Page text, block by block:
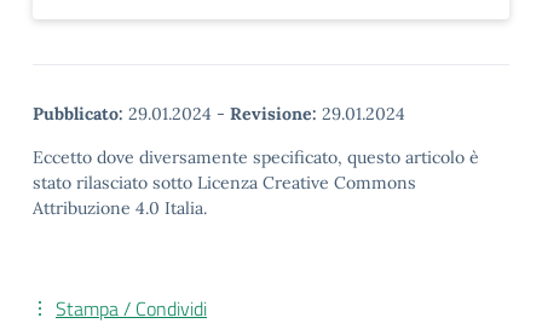
Pubblicato: 29.01.2024 - Revisione: 29.01.2024
Eccetto dove diversamente specificato, questo articolo è
stato rilasciato sotto Licenza Creative Commons
Attribuzione 4.0 Italia.
Stampa / Condividi